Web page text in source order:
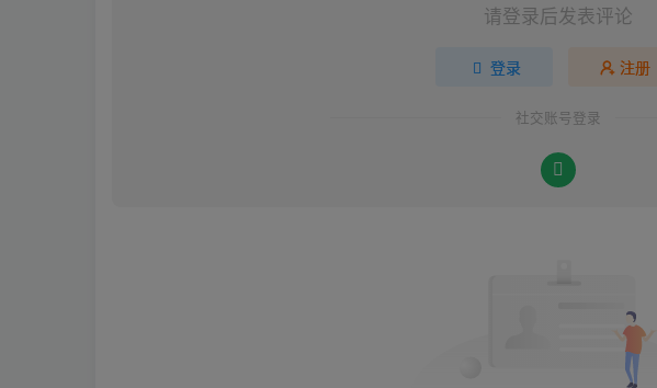
请登录后发表评论
登录 注册
社交账号登录